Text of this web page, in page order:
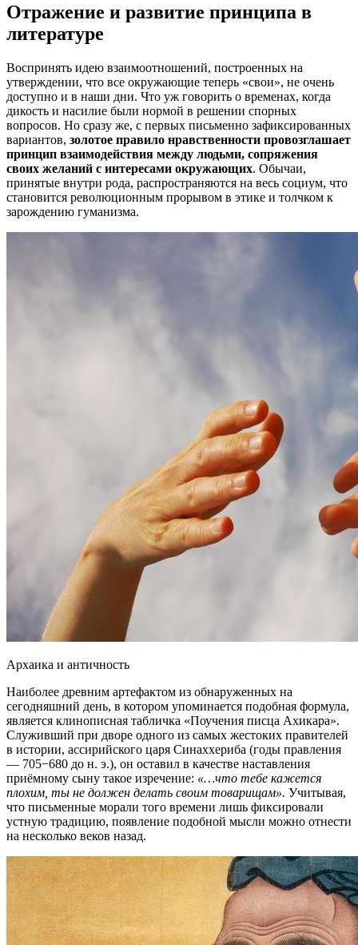
Отражение и развитие принципа в
литературе
Воспринять идею взаимоотношений, построенных на
утверждении, что все окружающие теперь «свои», не очень
доступно и в наши дни. Что уж говорить о временах, когда
дикость и насилие были нормой в решении спорных
вопросов. Но сразу же, с первых письменно зафиксированных
вариантов, золотое правило нравственности провозглашает
принцип взаимодействия между людьми, сопряжения
своих желаний с интересами окружающих. Обычаи,
принятые внутри рода, распространяются на весь социум, что
становится революционным прорывом в этике и толчком к
зарождению гуманизма.
Архаика и античность
Наиболее древним артефактом из обнаруженных на
сегодняшний день, в котором упоминается подобная формула,
является клинописная табличка «Поучения писца Ахикара».
Служивший при дворе одного из самых жестоких правителей
в истории, ассирийского царя Синаххериба (годы правления
— 705−680 до н. э.), он оставил в качестве наставления
приёмному сыну такое изречение: «…что тебе кажется
плохим, ты не должен делать своим товарищам». Учитывая,
что письменные морали того времени лишь фиксировали
устную традицию, появление подобной мысли можно отнести
на несколько веков назад.